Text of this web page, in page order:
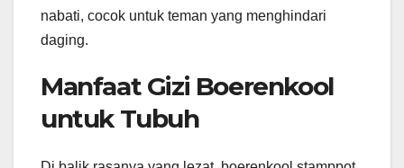
nabati, cocok untuk teman yang menghindari
daging.
Manfaat Gizi Boerenkool
untuk Tubuh